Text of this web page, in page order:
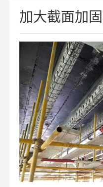
加大截面加固